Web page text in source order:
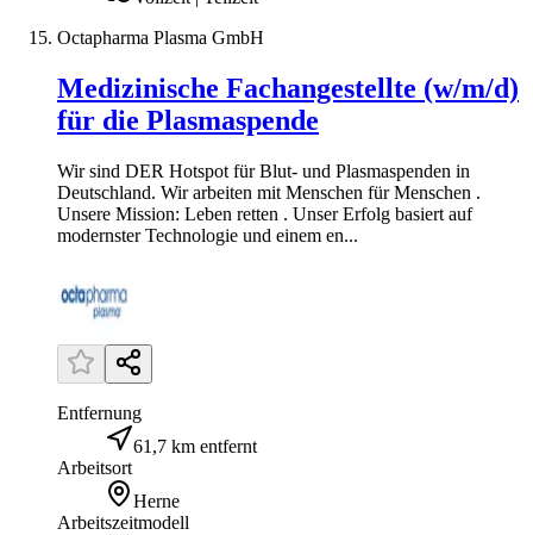
Octapharma Plasma GmbH
Medizinische Fachangestellte (w/m/d)
für die Plasmaspende
Wir sind DER Hotspot für Blut- und Plasmaspenden in
Deutschland. Wir arbeiten mit Menschen für Menschen .
Unsere Mission: Leben retten . Unser Erfolg basiert auf
modernster Technologie und einem en...
Entfernung
61,7 km entfernt
Arbeitsort
Herne
Arbeitszeitmodell